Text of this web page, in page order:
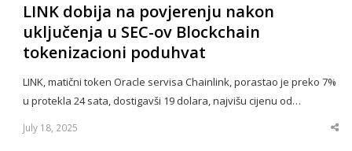
LINK dobija na povjerenju nakon
uključenja u SEC-ov Blockchain
tokenizacioni poduhvat
LINK, matični token Oracle servisa Chainlink, porastao je preko 7%
u protekla 24 sata, dostigavši 19 dolara, najvišu cijenu od…
July 18, 2025